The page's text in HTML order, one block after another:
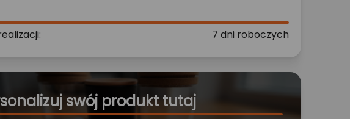
7 dni roboczych
swój produkt tutaj